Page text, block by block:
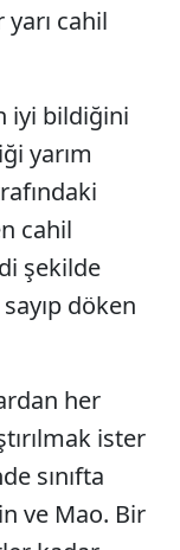
cahil
iyi bildiğini
yarım
cahil
şekilde
döken
her
ister
sınıfta
ve Mao. Bir